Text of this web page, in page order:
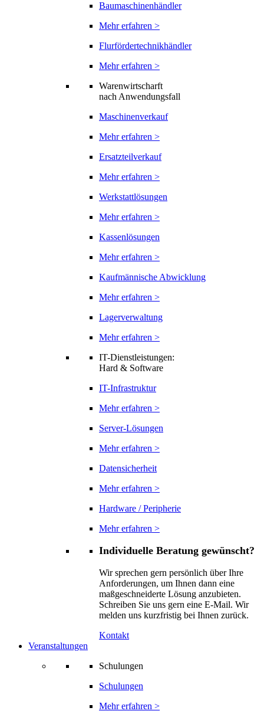
Baumaschinenhändler
Mehr erfahren >
Flurfördertechnikhändler
Mehr erfahren >
Warenwirtscharft
nach Anwendungsfall
Maschinenverkauf
Mehr erfahren >
Ersatzteilverkauf
Mehr erfahren >
Werkstattlösungen
Mehr erfahren >
Kassenlösungen
Mehr erfahren >
Kaufmännische Abwicklung
Mehr erfahren >
Lagerverwaltung
Mehr erfahren >
IT-Dienstleistungen:
Hard & Software
IT-Infrastruktur
Mehr erfahren >
Server-Lösungen
Mehr erfahren >
Datensicherheit
Mehr erfahren >
Hardware / Peripherie
Mehr erfahren >
Individuelle Beratung gewünscht?
Wir sprechen gern persönlich über Ihre
Anforderungen, um Ihnen dann eine
maßgeschneiderte Lösung anzubieten.
Schreiben Sie uns gern eine E-Mail. Wir
melden uns kurzfristig bei Ihnen zurück.
Kontakt
Veranstaltungen
Schulungen
Schulungen
Mehr erfahren >